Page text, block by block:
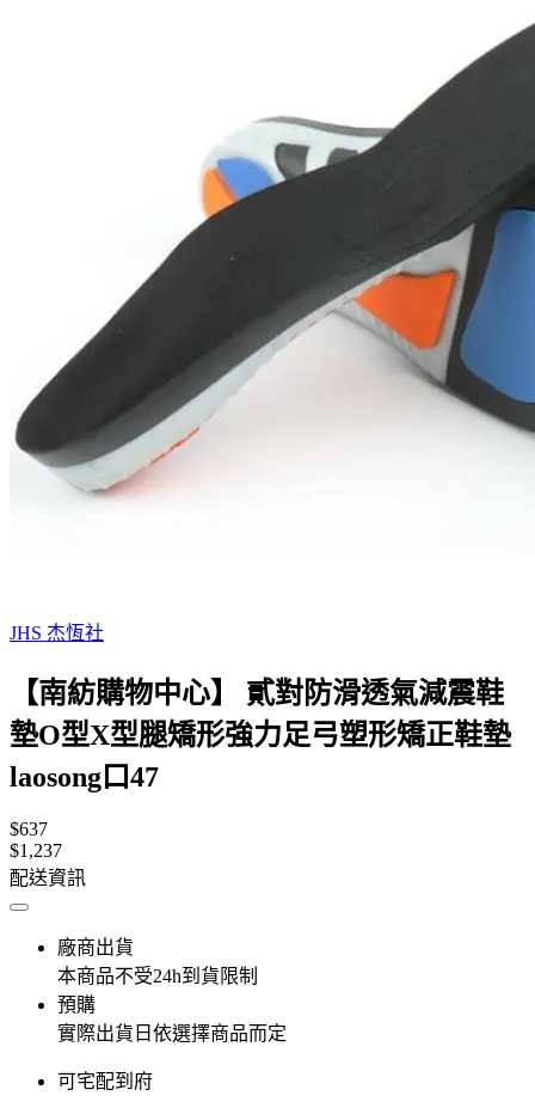
JHS 杰恆社
【南紡購物中心】 貳對防滑透氣減震鞋
墊O型X型腿矯形強力足弓塑形矯正鞋墊
laosong口47
$637
$1,237
配送資訊
廠商出貨
本商品不受24h到貨限制
預購
實際出貨日依選擇商品而定
可宅配到府